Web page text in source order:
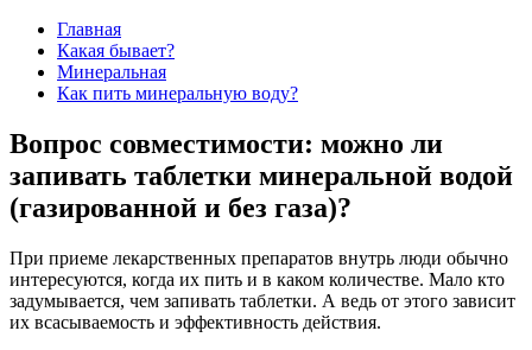
Главная
Какая бывает?
Минеральная
Как пить минеральную воду?
Вопрос совместимости: можно ли
запивать таблетки минеральной водой
(газированной и без газа)?
При приеме лекарственных препаратов внутрь люди обычно
интересуются, когда их пить и в каком количестве. Мало кто
задумывается, чем запивать таблетки. А ведь от этого зависит
их всасываемость и эффективность действия.